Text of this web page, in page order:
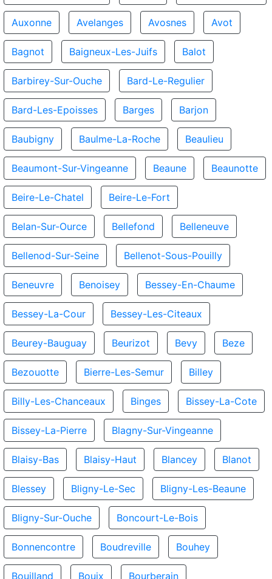
Auxonne Avelanges Avosnes Avot
Bagnot Baigneux-Les-Juifs Balot
Barbirey-Sur-Ouche Bard-Le-Regulier
Bard-Les-Epoisses Barges Barjon
Baubigny Baulme-La-Roche Beaulieu
Beaumont-Sur-Vingeanne Beaune Beaunotte
Beire-Le-Chatel Beire-Le-Fort
Belan-Sur-Ource Bellefond Belleneuve
Bellenod-Sur-Seine Bellenot-Sous-Pouilly
Beneuvre Benoisey Bessey-En-Chaume
Bessey-La-Cour Bessey-Les-Citeaux
Beurey-Bauguay Beurizot Bevy Beze
Bezouotte Bierre-Les-Semur Billey
Billy-Les-Chanceaux Binges Bissey-La-Cote
Bissey-La-Pierre Blagny-Sur-Vingeanne
Blaisy-Bas Blaisy-Haut Blancey Blanot
Blessey Bligny-Le-Sec Bligny-Les-Beaune
Bligny-Sur-Ouche Boncourt-Le-Bois
Bonnencontre Boudreville Bouhey
Bouilland Bouix Bourberain